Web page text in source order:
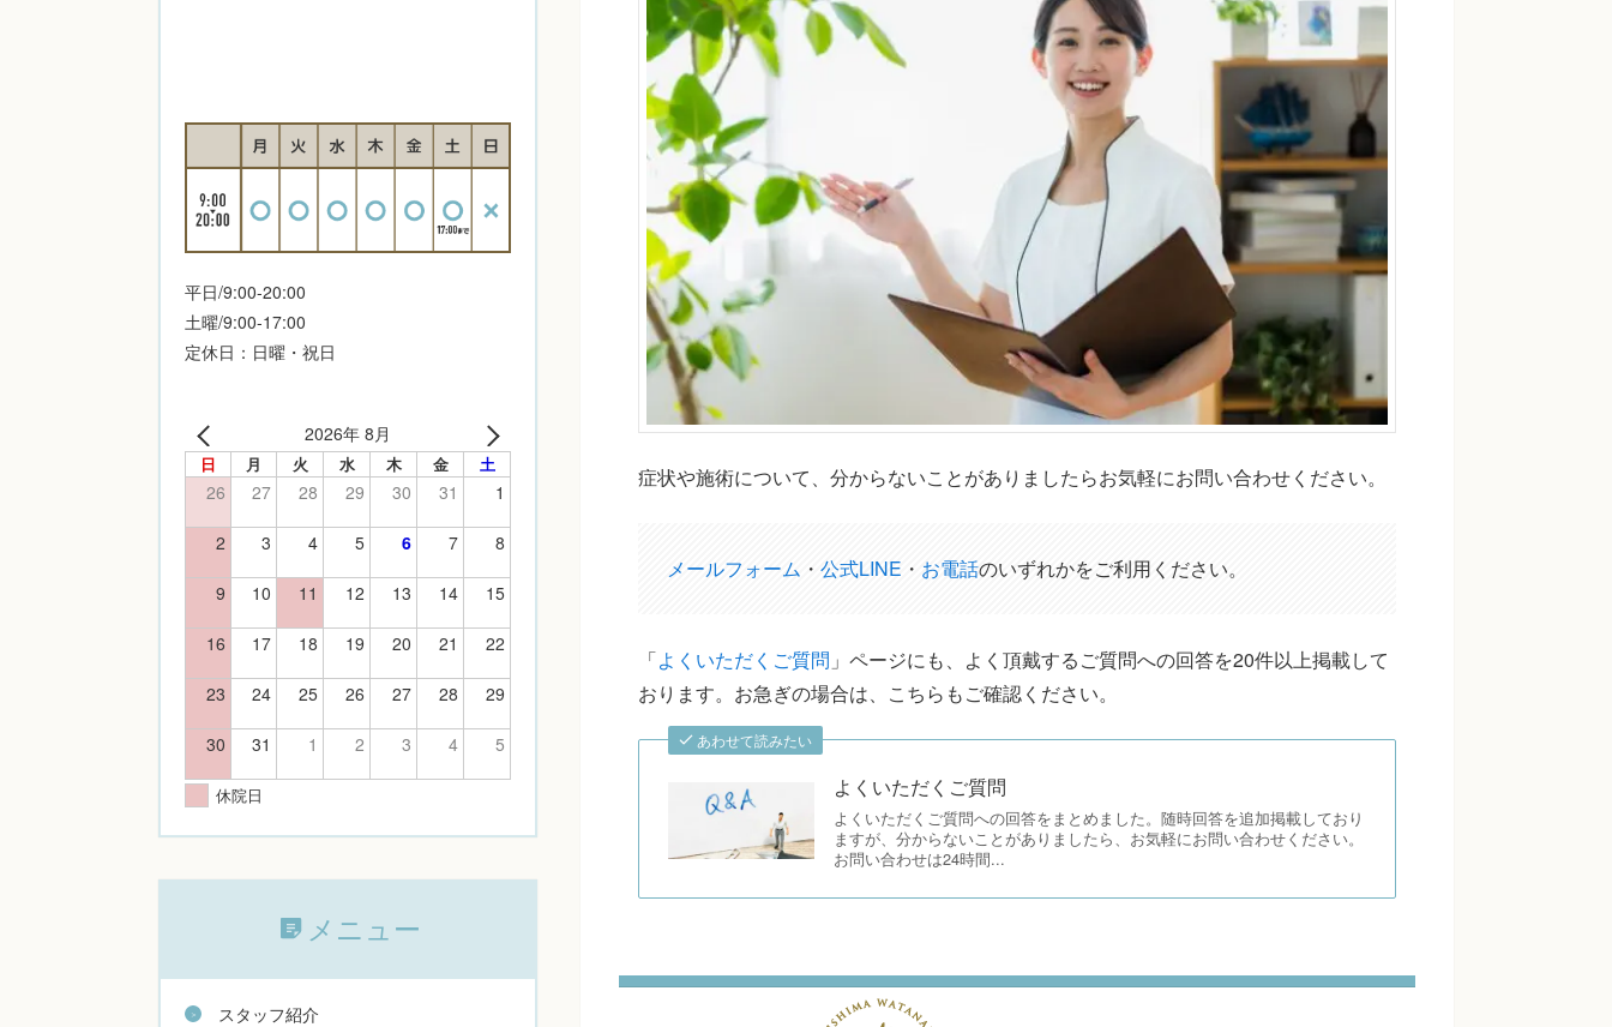
症状や施術について、分からないことがありましたらお気軽にお問い合わせください。
メールフォーム ・ 公式LINE ・ お電話のいずれかをご利用ください。
「よくいただくご質問 」ページにも、よく頂戴するご質問への回答を20件以上掲載して
おります。お急ぎの場合は、こちらもご確認ください。
あわせて読みたい
よくいただくご質問
よくいただくご質問への回答をまとめました。随時回答を追加掲載しており
ますが、分からないことがありましたら、お気軽にお問い合わせください。
お問い合わせは24時間...
平日/9:00-20:00
土曜/9:00-17:00
定休日：日曜・祝日
2026年 8月
日 月 火 水 木 金 土
26 27 28 29 30 31 1
2 3 4 5 6 7 8
9 10 11 12 13 14 15
16 17 18 19 20 21 22
23 24 25 26 27 28 29
30 31 1 2 3 4 5
休院日
メニュー
スタッフ紹介